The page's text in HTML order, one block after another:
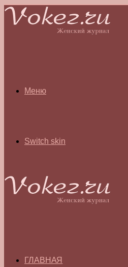
Меню
Switch skin
ГЛАВНАЯ